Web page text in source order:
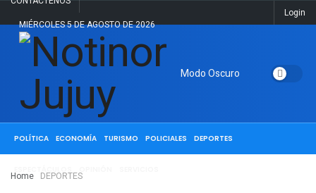
MIÉRCOLES 5 DE AGOSTO DE 2026
Login
Modo Oscuro
ACTUALIDAD JUJUY SALTA
POLÍTICA ECONOMÍA TURISMO POLICIALES DEPORTES
Home DEPORTES